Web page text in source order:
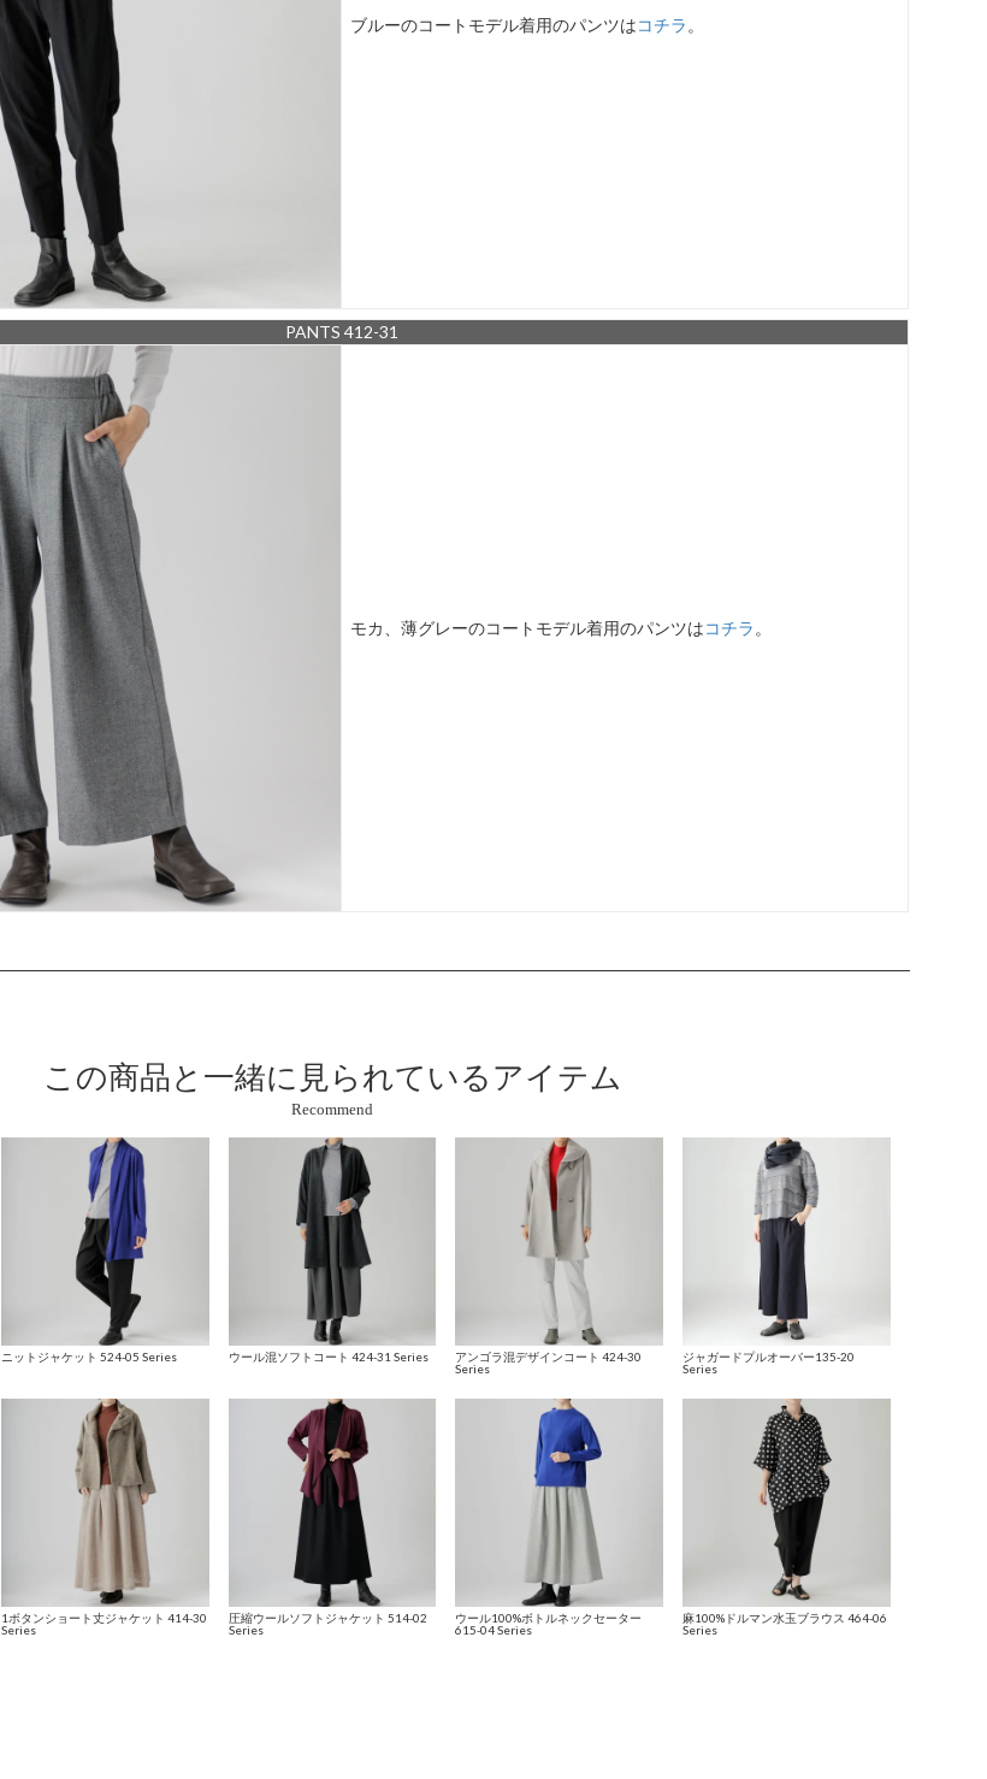
ブルーのコートモデル着用のパンツはコチラ 。
PANTS 412-31
モカ、薄グレーのコートモデル着用のパンツはコチラ 。
この商品と 一緒に見られているアイテム
Recommend
ニットジャケット 524-05 Series ウール混ソフトコート 424-31 Series
アンゴラ混デザインコート 424-30
Series
ジャガードプルオーバー135-20
Series
1ボタンショート丈ジャケット 414-30
Series
圧縮ウールソフトジャケット 514-02
Series
ウール100%ボトルネックセーター
615-04 Series
麻100%ドルマン水玉ブラウス 464-06
Series